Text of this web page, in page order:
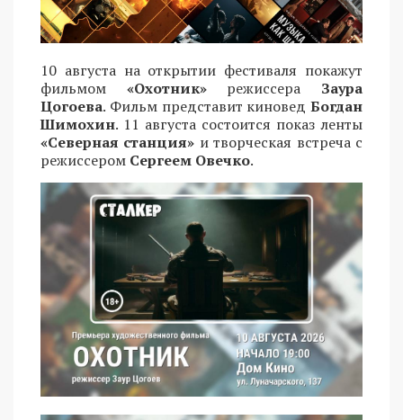
10 августа на открытии фестиваля покажут
фильмом «Охотник»режиссера Заура
Цогоева. Фильм представит киновед Богдан
Шимохин. 11 августа состоится показ ленты
«Северная станция» и творческая встреча с
режиссером Сергеем Овечко.